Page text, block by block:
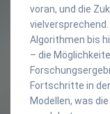
voran, und die
Algorithmen bis
– die
Fortschritte in
Modellen, was